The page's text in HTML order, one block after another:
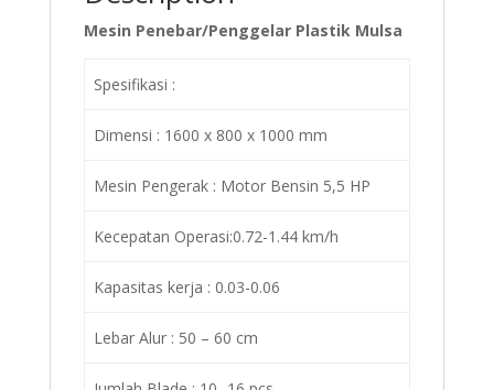
Mesin Penebar/Penggelar Plastik Mulsa
Spesifikasi :
Dimensi : 1600 x 800 x 1000 mm
Mesin Pengerak : Motor Bensin 5,5 HP
Kecepatan Operasi:0.72-1.44 km/h
Kapasitas kerja : 0.03-0.06
Lebar Alur : 50 – 60 cm